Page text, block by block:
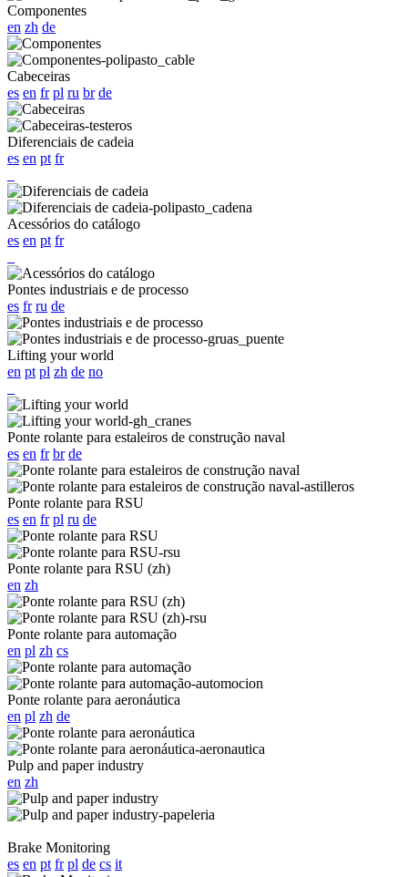
Componentes
en zh de
Cabeceiras
es en fr pl ru br de
Diferenciais de cadeia
es en pt fr
Acessórios do catálogo
es en pt fr
Pontes industriais e de processo
es fr ru de
Lifting your world
en pt pl zh de no
Ponte rolante para estaleiros de construção naval
es en fr br de
Ponte rolante para RSU
es en fr pl ru de
Ponte rolante para RSU (zh)
en zh
Ponte rolante para automação
en pl zh cs
Ponte rolante para aeronáutica
en pl zh de
Pulp and paper industry
en zh
Brake Monitoring
es en pt fr pl de cs it